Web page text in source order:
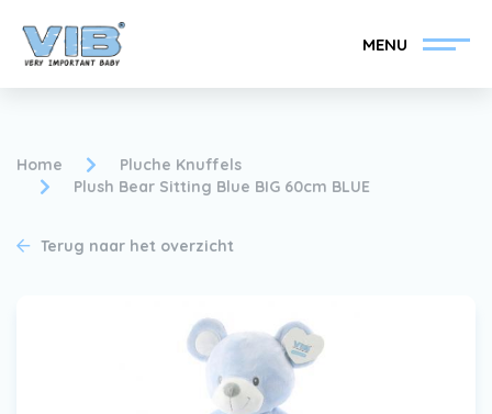
MENU
VIB®-Dealer worden
Home
Pluche Knuffels
Plush Bear Sitting Blue BIG 60cm BLUE
Terug naar het overzicht